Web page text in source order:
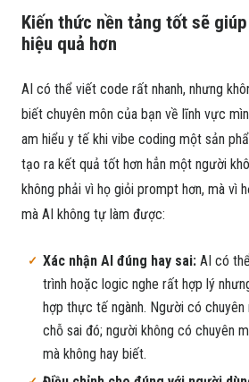
Kiến thức nền tảng tốt sẽ
hiệu quả hơn
AI có thể viết code rất nhanh, nhưng
biết chuyên môn của bạn về lĩnh vực
am hiểu y tế khi vibe coding một sản
tạo ra kết quả tốt hơn hẳn một người
không phải vì họ giỏi prompt hơn, mà vì
mà AI không tự làm được:
Xác nhận AI đúng hay sai: AI có
trình hoặc logic nghe rất hợp lý
hợp thực tế ngành. Người có chuyên
chỗ sai đó; người không có chuyên
mà không hay biết.